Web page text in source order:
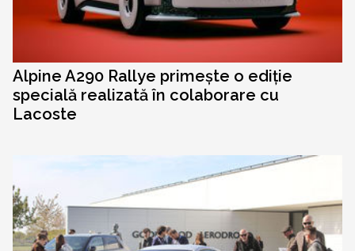
Alpine A290 Rallye primește o ediție
specială realizată în colaborare cu
Lacoste